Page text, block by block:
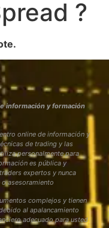
?
información y formación
online de información y
de trading y las
personalmente para
es pública y
expertos y nunca
asesoramiento
complejos y tienen
al apalancamiento
adecuado para usted